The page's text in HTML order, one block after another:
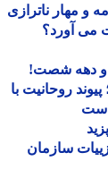
ناترازی
آورد؟
دهه شصت!
روحانیت با
/ جزییات سازمان